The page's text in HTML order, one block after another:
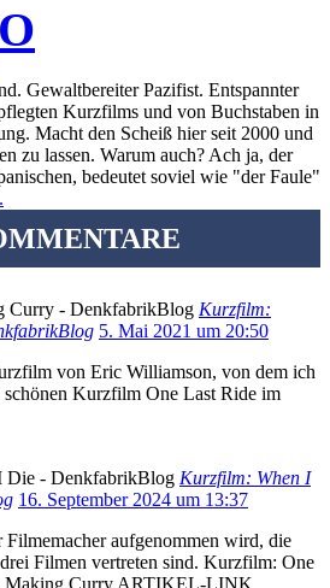
Gewaltbereiter Pazifist. Entspannter
Kurzfilms und von Buchstaben in
Macht den Scheiß hier seit 2000 und
zu lassen. Warum auch? Ach ja, der
bedeutet soviel wie "der Faule"
.
Kurzfilm:
5. Mai 2021 um 20:50
von Eric Williamson, von dem ich
schönen Kurzfilm One Last Ride im
Kurzfilm: When I
16. September 2024 um 13:37
aufgenommen wird, die
Filmen vertreten sind. Kurzfilm: One
Making Curry ARTIKEL-LINK